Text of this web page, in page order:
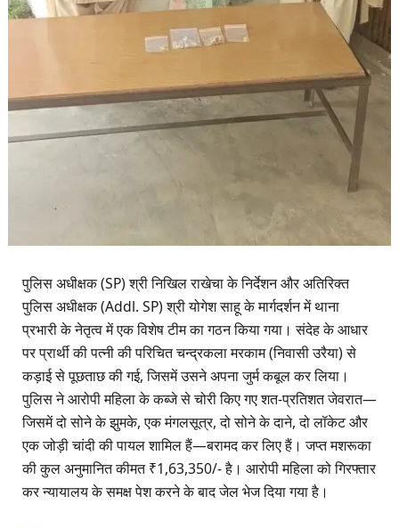
​पुलिस अधीक्षक (SP) श्री निखिल राखेचा के निर्देशन और अतिरिक्त
पुलिस अधीक्षक (Addl. SP) श्री योगेश साहू के मार्गदर्शन में थाना
प्रभारी के नेतृत्व में एक विशेष टीम का गठन किया गया। संदेह के आधार
पर प्रार्थी की पत्नी की परिचित चन्द्रकला मरकाम (निवासी उरैया) से
कड़ाई से पूछताछ की गई, जिसमें उसने अपना जुर्म कबूल कर लिया।
पुलिस ने आरोपी महिला के कब्जे से चोरी किए गए शत-प्रतिशत जेवरात—
जिसमें दो सोने के झुमके, एक मंगलसूत्र, दो सोने के दाने, दो लॉकेट और
एक जोड़ी चांदी की पायल शामिल हैं—बरामद कर लिए हैं। जप्त मशरूका
की कुल अनुमानित कीमत ₹1,63,350/- है। आरोपी महिला को गिरफ्तार
कर न्यायालय के समक्ष पेश करने के बाद जेल भेज दिया गया है।